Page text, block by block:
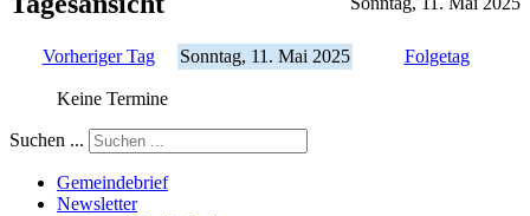
Vorheriger Tag Sonntag, 11. Mai 2025 Folgetag
Keine Termine
Suchen ...
Gemeindebrief
Newsletter